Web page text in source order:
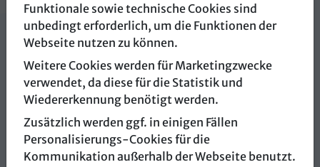
Funktionale sowie technische Cookies sind
unbedingt erforderlich, um die Funktionen der
Webseite nutzen zu können.
Weitere Cookies werden für Marketingzwecke
verwendet, da diese für die Statistik und
Wiedererkennung benötigt werden.
Zusätzlich werden ggf. in einigen Fällen
Personalisierungs-Cookies für die
Kommunikation außerhalb der Webseite benutzt.
EscapeVenture
39120 Magdeburg
EscapeVenture
Leipziger Straße 45d